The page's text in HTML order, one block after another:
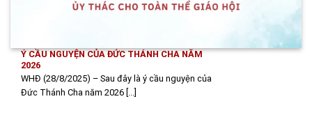
Ý CẦU NGUYỆN CỦA ĐỨC THÁNH CHA NĂM
2026
WHĐ (28/8/2025) – Sau đây là ý cầu nguyện của
Đức Thánh Cha năm 2026 [...]